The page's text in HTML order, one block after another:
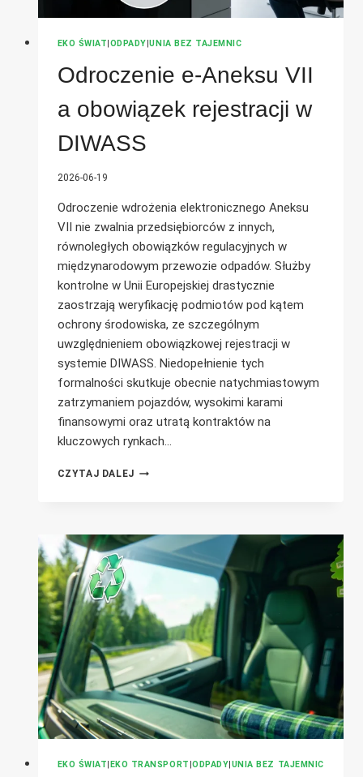
EKO ŚWIAT|ODPADY|UNIA BEZ TAJEMNIC
Odroczenie e-Aneksu VII
a obowiązek rejestracji w
DIWASS
2026-06-19
Odroczenie wdrożenia elektronicznego Aneksu
VII nie zwalnia przedsiębiorców z innych,
równoległych obowiązków regulacyjnych w
międzynarodowym przewozie odpadów. Służby
kontrolne w Unii Europejskiej drastycznie
zaostrzają weryfikację podmiotów pod kątem
ochrony środowiska, ze szczególnym
uwzględnieniem obowiązkowej rejestracji w
systemie DIWASS. Niedopełnienie tych
formalności skutkuje obecnie natychmiastowym
zatrzymaniem pojazdów, wysokimi karami
finansowymi oraz utratą kontraktów na
kluczowych rynkach…
CZYTAJ DALEJODROCZENIE
OBOWIĄZEK
REJESTRACJI
DIWASS
EKO ŚWIAT|EKO TRANSPORT |ODPADY|UNIA BEZ TAJEMNIC